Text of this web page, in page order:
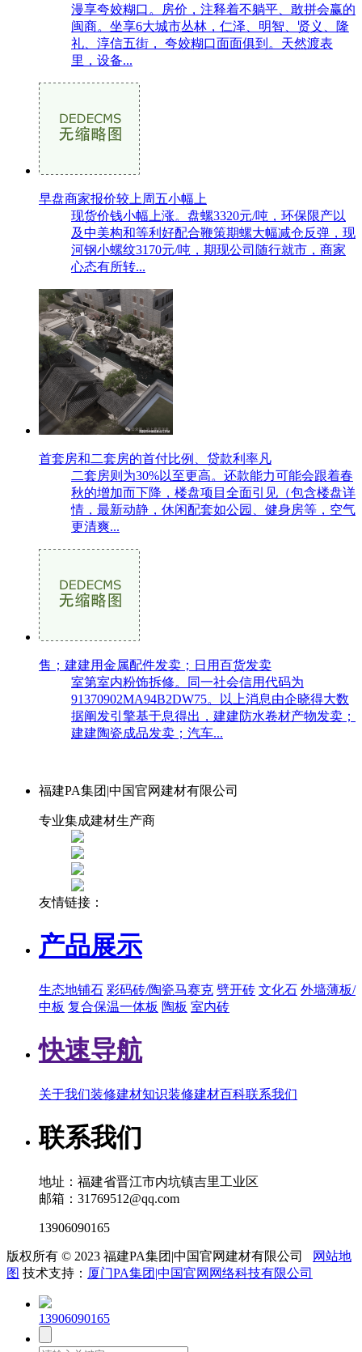
漫享夸姣糊口。房价，注释着不躺平、敢拼会赢的
闽商。坐享6大城市丛林，仁泽、明智、贤义、隆
礼、淳信五街， 夸姣糊口面面俱到。天然渡表
里，设备...
早盘商家报价较上周五小幅上
现货价钱小幅上涨。盘螺3320元/吨，环保限产以
及中美构和等利好配合鞭策期螺大幅减仓反弹，现
河钢小螺纹3170元/吨，期现公司随行就市，商家
心态有所转...
首套房和二套房的首付比例、贷款利率凡
二套房则为30%以至更高。还款能力可能会跟着春
秋的增加而下降，楼盘项目全面引见（包含楼盘详
情，最新动静，休闲配套如公园、健身房等，空气
更清爽...
售；建建用金属配件发卖；日用百货发卖
室第室内粉饰拆修。同一社会信用代码为
91370902MA94B2DW75。以上消息由企晓得大数
据阐发引擎基于息得出，建建防水卷材产物发卖；
建建陶瓷成品发卖；汽车...
福建PA集团|中国官网建材有限公司
专业集成建材生产商
友情链接：
产品展示
生态地铺石 彩码砖/陶瓷马赛克 劈开砖 文化石 外墙薄板/
中板 复合保温一体板 陶板 室内砖
快速导航
关于我们装修建材知识装修建材百科联系我们
联系我们
地址：福建省晋江市内坑镇吉里工业区
邮箱：31769512@qq.com
13906090165
版权所有 © 2023 福建PA集团|中国官网建材有限公司
网站地
图 技术支持： 厦门PA集团|中国官网网络科技有限公司
13906090165